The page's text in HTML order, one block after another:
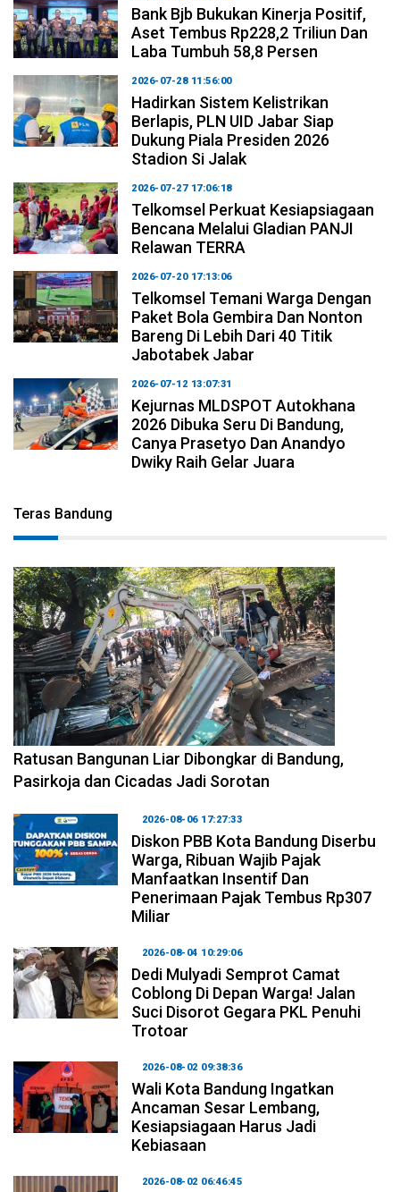
Bank Bjb Bukukan Kinerja Positif,
Aset Tembus Rp228,2 Triliun Dan
Laba Tumbuh 58,8 Persen
2026-07-28 11:56:00
Hadirkan Sistem Kelistrikan
Berlapis, PLN UID Jabar Siap
Dukung Piala Presiden 2026
Stadion Si Jalak
2026-07-27 17:06:18
Telkomsel Perkuat Kesiapsiagaan
Bencana Melalui Gladian PANJI
Relawan TERRA
2026-07-20 17:13:06
Telkomsel Temani Warga Dengan
Paket Bola Gembira Dan Nonton
Bareng Di Lebih Dari 40 Titik
Jabotabek Jabar
2026-07-12 13:07:31
Kejurnas MLDSPOT Autokhana
2026 Dibuka Seru Di Bandung,
Canya Prasetyo Dan Anandyo
Dwiky Raih Gelar Juara
Teras Bandung
2026-08-06 17:34:08
Ratusan Bangunan Liar Dibongkar di Bandung,
Pasirkoja dan Cicadas Jadi Sorotan
2026-08-06 17:27:33
Diskon PBB Kota Bandung Diserbu
Warga, Ribuan Wajib Pajak
Manfaatkan Insentif Dan
Penerimaan Pajak Tembus Rp307
Miliar
2026-08-04 10:29:06
Dedi Mulyadi Semprot Camat
Coblong Di Depan Warga! Jalan
Suci Disorot Gegara PKL Penuhi
Trotoar
2026-08-02 09:38:36
Wali Kota Bandung Ingatkan
Ancaman Sesar Lembang,
Kesiapsiagaan Harus Jadi
Kebiasaan
2026-08-02 06:46:45